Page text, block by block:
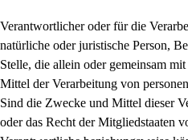
Verantwortlicher oder für die
natürliche oder juristische Person,
Stelle, die allein oder gemeinsam
Mittel der Verarbeitung von
Sind die Zwecke und Mittel dieser
oder das Recht der Mitgliedstaaten